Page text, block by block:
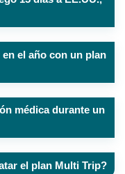
el año con un plan
médica durante un
el plan Multi Trip?